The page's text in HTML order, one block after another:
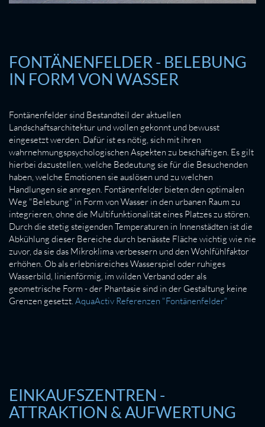
FONTÄNENFELDER - BELEBUNG
IN FORM VON WASSER
Fontänenfelder sind Bestandteil der aktuellen
Landschaftsarchitektur und wollen gekonnt und bewusst
eingesetzt werden. Dafür ist es nötig, sich mit ihren
wahrnehmungspsychologischen Aspekten zu beschäftigen. Es gilt
hierbei dazustellen, welche Bedeutung sie für die Besuchenden
haben, welche Emotionen sie auslösen und zu welchen
Handlungen sie anregen. Fontänenfelder bieten den optimalen
Weg "Belebung" in Form von Wasser in den urbanen Raum zu
integrieren, ohne die Multifunktionalität eines Platzes zu stören.
Durch die stetig steigenden Temperaturen in Innenstädten ist die
Abkühlung dieser Bereiche durch benässte Fläche wichtig wie nie
zuvor, da sie das Mikroklima verbessern und den Wohlfühlfaktor
erhöhen. Ob als erlebnisreiches Wasserspiel oder ruhiges
Wasserbild, linienförmig, im wilden Verband oder als
geometrische Form - der Phantasie sind in der Gestaltung keine
Grenzen gesetzt. AquaActiv Referenzen "Fontänenfelder"
EINKAUFSZENTREN -
ATTRAKTION & AUFWERTUNG